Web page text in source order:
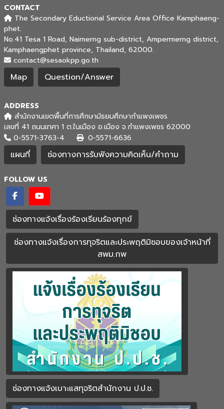
CONTACT
The Secondary Eductional Service Area Office Kamphaeng-
phet.
No.41 Tesa 1 Road, Naimerng sub-district, Ampermerng district,
Kamphaengphet province, Thailand, 62000.
contact@sesaokpp.go.th
Map Question/Answer
ADDRESS
สำนักงานเขตพื้นที่การศึกษามัธยมศึกษากำแพงเพชร
เลขที่ 41 ถนนเทศา 1 ต.ในเมือง อ.เมือง จ.กำแพงเพชร 62000
0-5571-3763-4
0-5571-6636
แผนที่ ช่องทางการรับฟังความคิดเห็น/คำถาม
FOLLOW US
ช่องทางแจ้งเรื่องร้องเรียนร้องทุกข์
ช่องทางแจ้งเรื่องการทุจริตและประพฤติมิชอบของเจ้าหน้าที่
สพม.กพ
ช่องทางแจ้งเบาะแสทุจริตสำนักงาน ป.ป.ช.